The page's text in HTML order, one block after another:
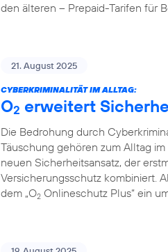
den älteren – Prepaid-Tarifen für
21. August 2025
CYBERKRIMINALITÄT IM ALLTAG:
O2 erweitert
Die Bedrohung durch
Täuschung gehören zum Alltag
neuen Sicherheitsansatz, der
Versicherungsschutz kombiniert.
dem „O2 Onlineschutz Plus“ ein